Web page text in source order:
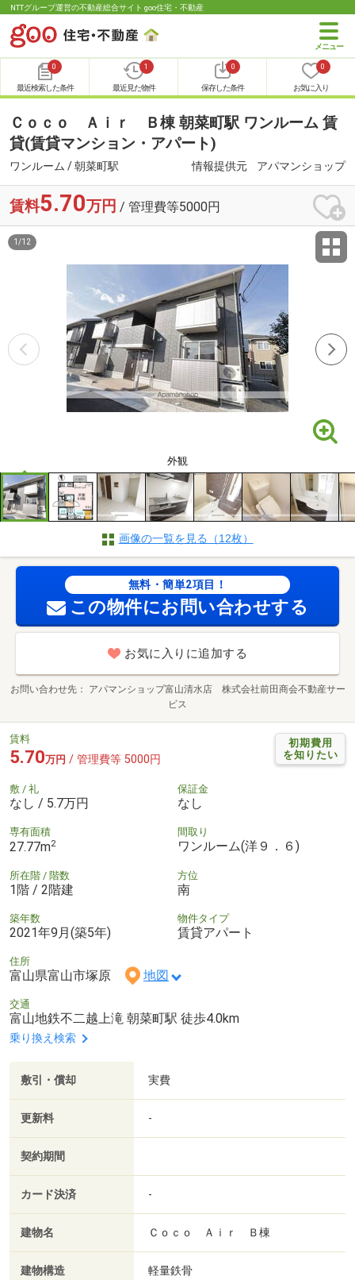
NTTグループ運営の不動産総合サイト goo住宅・不動産
0
最近検索した条件
1
最近見た物件
0
保存した条件
0
お気に入り
Ｃｏｃｏ Ａｉｒ Ｂ棟 朝菜町駅 ワンルーム 賃
貸(賃貸マンション・アパート)
ワンルーム / 朝菜町駅 情報提供元 アパマンショップ
賃料5.70万円 / 管理費等5000円
外観
1 /12
画像の一覧を見る（12枚）
無料・簡単2項目！
この物件にお問い合わせする
お気に入りに追加する
お問い合わせ先
アパマンショップ富山清水店 株式会社前田商会不動産サー
ビス
初期費用
を知りたい
賃料
5.70万円 / 管理費等 5000円
敷 / 礼
なし / 5.7万円
保証金
なし
専有面積
27.77m2
間取り
ワンルーム(洋９．６)
所在階 / 階数
1階 / 2階建
方位
南
築年数
2021年9月(築5年)
物件タイプ
賃貸アパート
住所
富山県富山市塚原 地図
交通
富山地鉄不二越上滝 朝菜町駅 徒歩4.0km
乗り換え検索
敷引・償却 実費
更新料 -
契約期間
カード決済 -
建物名 Ｃｏｃｏ Ａｉｒ Ｂ棟
建物構造 軽量鉄骨